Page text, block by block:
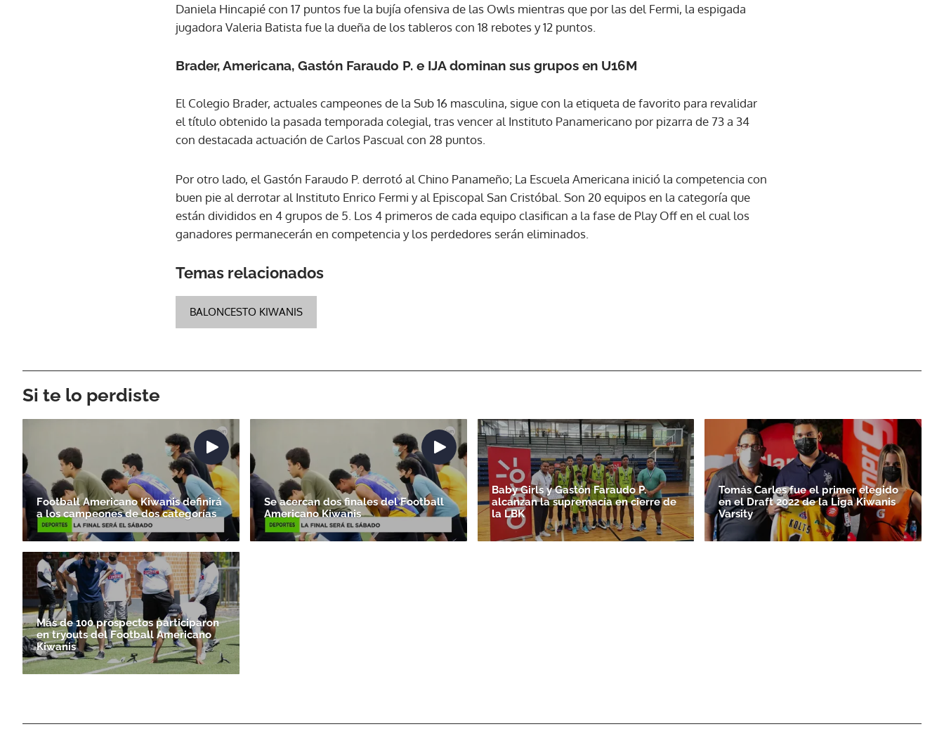
Daniela Hincapié con 17 puntos fue la bujía ofensiva de las Owls mientras que por las del Fermi, la espigada
jugadora Valeria Batista fue la dueña de los tableros con 18 rebotes y 12 puntos.
Brader, Americana, Gastón Faraudo P. e IJA dominan sus grupos en U16M
El Colegio Brader, actuales campeones de la Sub 16 masculina, sigue con la etiqueta de favorito para revalidar
el título obtenido la pasada temporada colegial, tras vencer al Instituto Panamericano por pizarra de 73 a 34
con destacada actuación de Carlos Pascual con 28 puntos.
Por otro lado, el Gastón Faraudo P. derrotó al Chino Panameño; La Escuela Americana inició la competencia con
buen pie al derrotar al Instituto Enrico Fermi y al Episcopal San Cristóbal. Son 20 equipos en la categoría que
están divididos en 4 grupos de 5. Los 4 primeros de cada equipo clasifican a la fase de Play Off en el cual los
ganadores permanecerán en competencia y los perdedores serán eliminados.
Temas relacionados
BALONCESTO KIWANIS
Si te lo perdiste
Football Americano Kiwanis definirá
a los campeones de dos categorías
Se acercan dos finales del Football
Americano Kiwanis
Baby Girls y Gastón Faraudo P.
alcanzan la supremacía en cierre de
la LBK
Tomás Carles fue el primer elegido
en el Draft 2022 de la Liga Kiwanis
Varsity
Más de 100 prospectos participaron
en tryouts del Football Americano
Kiwanis